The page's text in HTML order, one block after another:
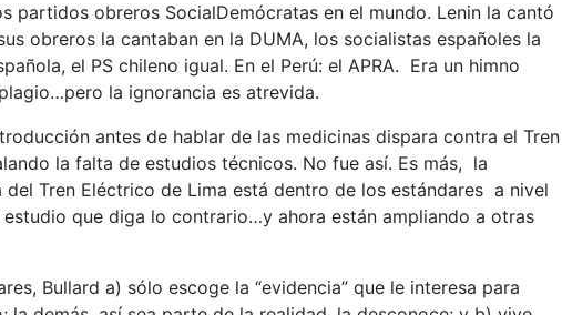
partidos obreros SocialDemócratas en el mundo. Lenin la cantó
obreros la cantaban en la DUMA, los socialistas españoles la
el PS chileno igual. En el Perú: el APRA. Era un himno
la ignorancia es atrevida.
antes de hablar de las medicinas dispara contra el Tren
la falta de estudios técnicos. No fue así. Es más, la
Tren Eléctrico de Lima está dentro de los estándares a nivel
estudio que diga lo contrario…y ahora están ampliando a otras
Bullard a) sólo escoge la “evidencia” que le interesa para